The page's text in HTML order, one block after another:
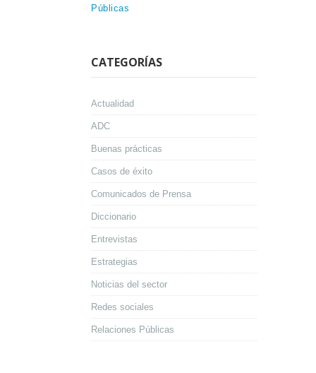
Públicas
CATEGORÍAS
Actualidad
ADC
Buenas prácticas
Casos de éxito
Comunicados de Prensa
Diccionario
Entrevistas
Estrategias
Noticias del sector
Redes sociales
Relaciones Públicas